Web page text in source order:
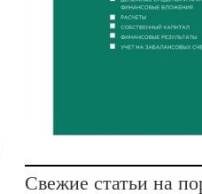
Свежие статьи на